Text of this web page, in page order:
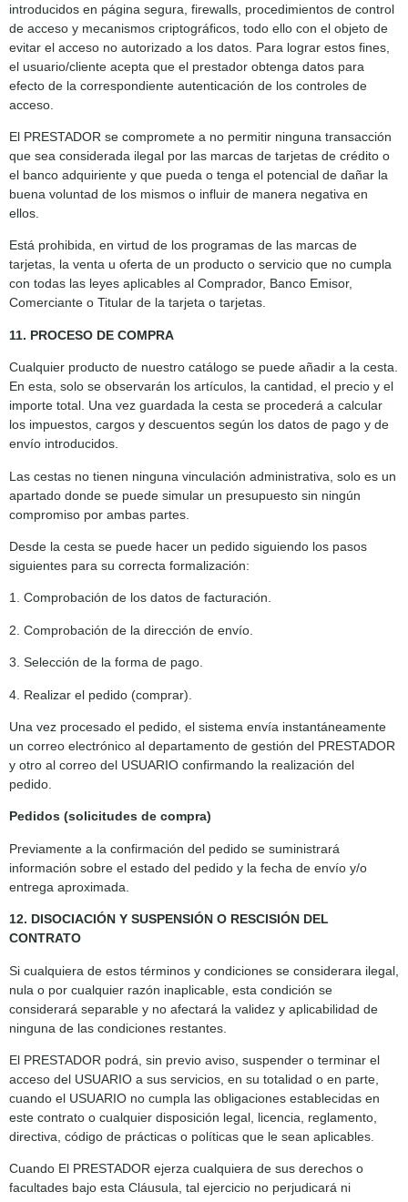
introducidos en página segura, firewalls, procedimientos de control
de acceso y mecanismos criptográficos, todo ello con el objeto de
evitar el acceso no autorizado a los datos. Para lograr estos fines,
el usuario/cliente acepta que el prestador obtenga datos para
efecto de la correspondiente autenticación de los controles de
acceso.
El PRESTADOR se compromete a no permitir ninguna transacción
que sea considerada ilegal por las marcas de tarjetas de crédito o
el banco adquiriente y que pueda o tenga el potencial de dañar la
buena voluntad de los mismos o influir de manera negativa en
ellos.
Está prohibida, en virtud de los programas de las marcas de
tarjetas, la venta u oferta de un producto o servicio que no cumpla
con todas las leyes aplicables al Comprador, Banco Emisor,
Comerciante o Titular de la tarjeta o tarjetas.
11. PROCESO DE COMPRA
Cualquier producto de nuestro catálogo se puede añadir a la cesta.
En esta, solo se observarán los artículos, la cantidad, el precio y el
importe total. Una vez guardada la cesta se procederá a calcular
los impuestos, cargos y descuentos según los datos de pago y de
envío introducidos.
Las cestas no tienen ninguna vinculación administrativa, solo es un
apartado donde se puede simular un presupuesto sin ningún
compromiso por ambas partes.
Desde la cesta se puede hacer un pedido siguiendo los pasos
siguientes para su correcta formalización:
1. Comprobación de los datos de facturación.
2. Comprobación de la dirección de envío.
3. Selección de la forma de pago.
4. Realizar el pedido (comprar).
Una vez procesado el pedido, el sistema envía instantáneamente
un correo electrónico al departamento de gestión del PRESTADOR
y otro al correo del USUARIO confirmando la realización del
pedido.
Pedidos (solicitudes de compra)
Previamente a la confirmación del pedido se suministrará
información sobre el estado del pedido y la fecha de envío y/o
entrega aproximada.
12. DISOCIACIÓN Y SUSPENSIÓN O RESCISIÓN DEL
CONTRATO
Si cualquiera de estos términos y condiciones se considerara ilegal,
nula o por cualquier razón inaplicable, esta condición se
considerará separable y no afectará la validez y aplicabilidad de
ninguna de las condiciones restantes.
El PRESTADOR podrá, sin previo aviso, suspender o terminar el
acceso del USUARIO a sus servicios, en su totalidad o en parte,
cuando el USUARIO no cumpla las obligaciones establecidas en
este contrato o cualquier disposición legal, licencia, reglamento,
directiva, código de prácticas o políticas que le sean aplicables.
Cuando El PRESTADOR ejerza cualquiera de sus derechos o
facultades bajo esta Cláusula, tal ejercicio no perjudicará ni